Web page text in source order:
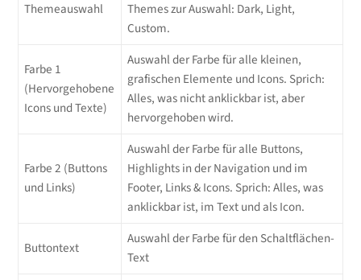
Themeauswahl
Themes zur Auswahl: Dark, Light,
Custom.
Farbe 1
(Hervorgehobene
Icons und Texte)
Auswahl der Farbe für alle kleinen,
grafischen Elemente und Icons. Sprich:
Alles, was nicht anklickbar ist, aber
hervorgehoben wird.
Farbe 2 (Buttons
und Links)
Auswahl der Farbe für alle Buttons,
Highlights in der Navigation und im
Footer, Links & Icons. Sprich: Alles, was
anklickbar ist, im Text und als Icon.
Buttontext
Auswahl der Farbe für den Schaltflächen-
Text